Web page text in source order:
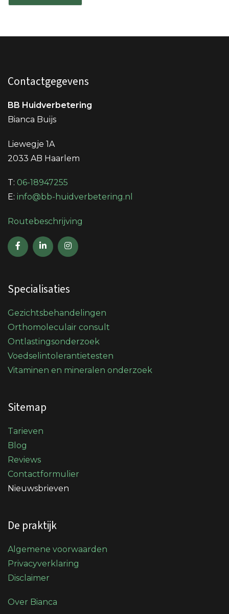
Contactgegevens
BB Huidverbetering
Bianca Buijs
Liewegje 1A
2033 AB Haarlem
T: 06-18947255
E: info@bb-huidverbetering.nl
Routebeschrijving
Specialisaties
Gezichtsbehandelingen
Orthomoleculair consult
Ontlastingsonderzoek
Voedselintolerantietesten
Vitaminen en mineralen onderzoek
Sitemap
Tarieven
Blog
Reviews
Contactformulier
Nieuwsbrieven
De praktijk
Algemene voorwaarden
Privacyverklaring
Disclaimer
Over Bianca